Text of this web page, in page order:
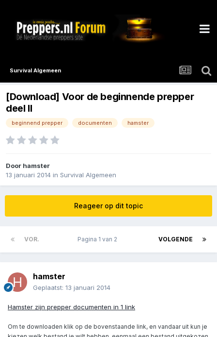
Survival Algemeen
[Download] Voor de beginnende prepper
deel II
beginnend prepper documenten hamster
Door hamster
13 januari 2014 in Survival Algemeen
Reageer op dit topic
VOR. VOLGENDE
Pagina 1 van 2
hamster
Geplaatst: 13 januari 2014
Hamster zijn prepper documenten in 1 link
Om te downloaden klik op de bovenstaande link, en vandaar uit kun je